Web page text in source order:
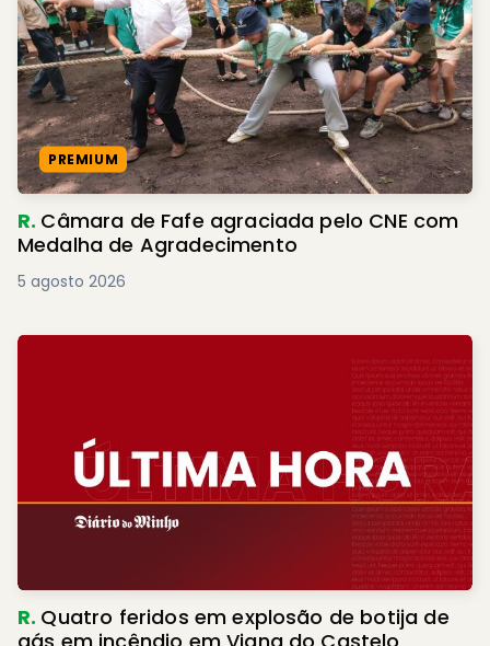
PREMIUM
R. Câmara de Fafe agraciada pelo CNE com
Medalha de Agradecimento
5 agosto 2026
R. Quatro feridos em explosão de botija de